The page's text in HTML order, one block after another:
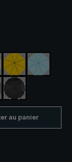
clairjaune bleu clair
à carreaux
protection UV 50+
noir, avec
au panier